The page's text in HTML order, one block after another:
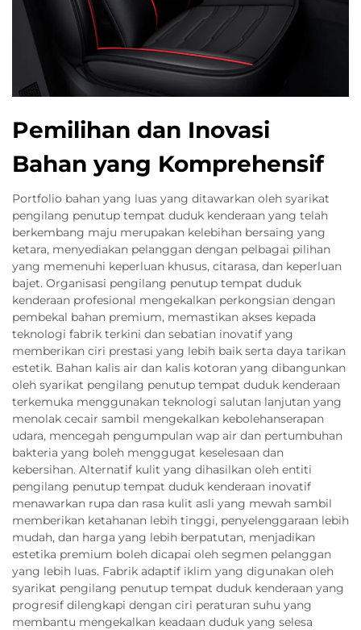
Pemilihan dan Inovasi
Bahan yang Komprehensif
Portfolio bahan yang luas yang ditawarkan oleh syarikat
pengilang penutup tempat duduk kenderaan yang telah
berkembang maju merupakan kelebihan bersaing yang
ketara, menyediakan pelanggan dengan pelbagai pilihan
yang memenuhi keperluan khusus, citarasa, dan keperluan
bajet. Organisasi pengilang penutup tempat duduk
kenderaan profesional mengekalkan perkongsian dengan
pembekal bahan premium, memastikan akses kepada
teknologi fabrik terkini dan sebatian inovatif yang
memberikan ciri prestasi yang lebih baik serta daya tarikan
estetik. Bahan kalis air dan kalis kotoran yang dibangunkan
oleh syarikat pengilang penutup tempat duduk kenderaan
terkemuka menggunakan teknologi salutan lanjutan yang
menolak cecair sambil mengekalkan kebolehanserapan
udara, mencegah pengumpulan wap air dan pertumbuhan
bakteria yang boleh menggugat keselesaan dan
kebersihan. Alternatif kulit yang dihasilkan oleh entiti
pengilang penutup tempat duduk kenderaan inovatif
menawarkan rupa dan rasa kulit asli yang mewah sambil
memberikan ketahanan lebih tinggi, penyelenggaraan lebih
mudah, dan harga yang lebih berpatutan, menjadikan
estetika premium boleh dicapai oleh segmen pelanggan
yang lebih luas. Fabrik adaptif iklim yang digunakan oleh
syarikat pengilang penutup tempat duduk kenderaan yang
progresif dilengkapi dengan ciri peraturan suhu yang
membantu mengekalkan keadaan duduk yang selesa